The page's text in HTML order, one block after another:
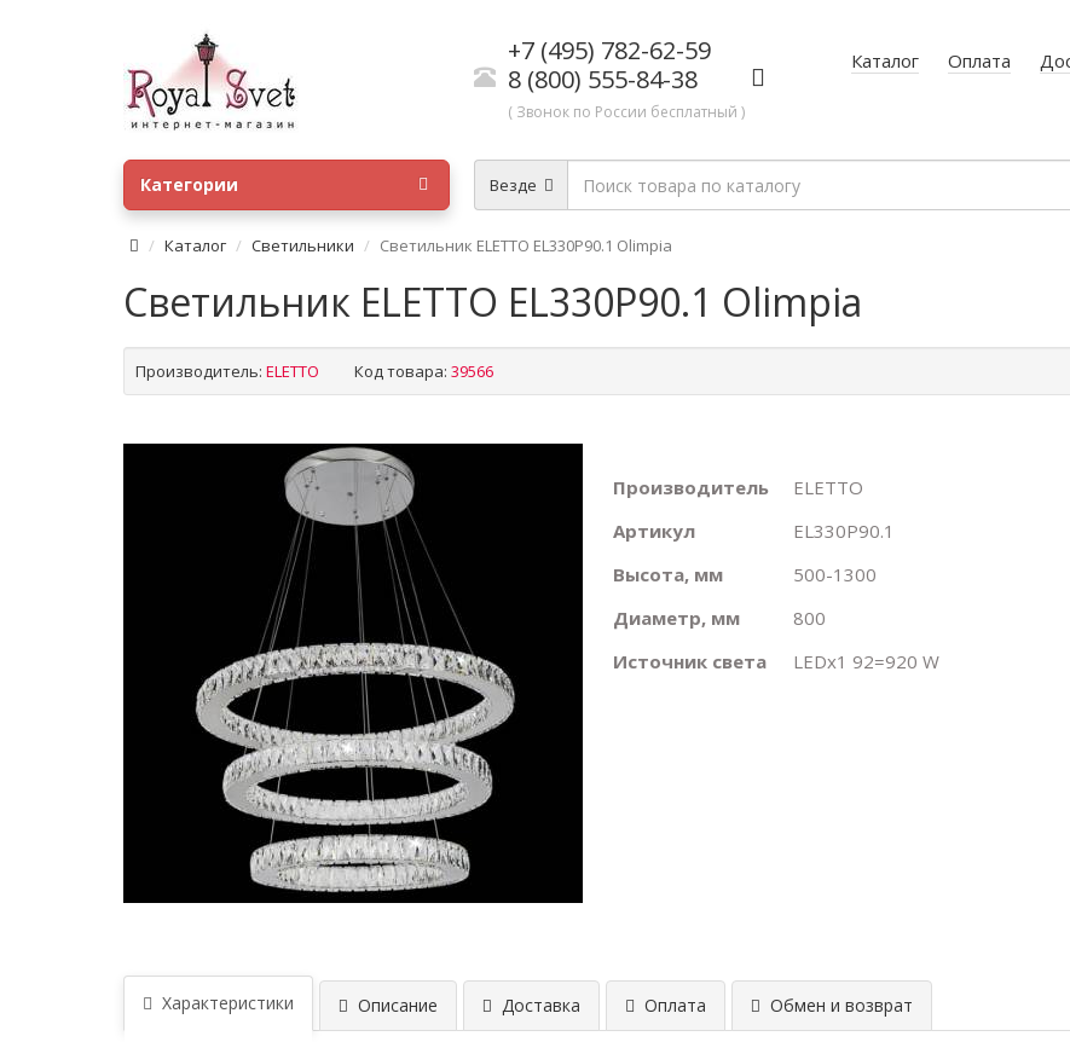
+7 (495) 782-62-59
8 (800) 555-84-38
( Звонок по России бесплатный )
Каталог Оплата
Везде
Категории
Каталог Светильники Светильник ELETTO EL330P90.1 Olimpia
Светильник ELETTO EL330P90.1 Olimpia
Производитель: ELETTO Код товара: 39566
Производитель
ELETTO
Артикул
EL330P90.1
Высота, мм
500-1300
Диаметр, мм
800
Источник света
LEDх1 92=920 W
Характеристики Описание Доставка Оплата Обмен и возврат